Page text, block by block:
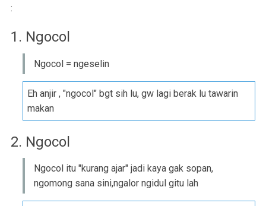
:
1. Ngocol
Ngocol = ngeselin
Eh anjir , "ngocol" bgt sih lu, gw lagi berak lu tawarin
makan
2. Ngocol
Ngocol itu "kurang ajar" jadi kaya gak sopan,
ngomong sana sini,ngalor ngidul gitu lah